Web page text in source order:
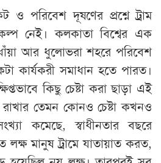
পরিবেশ দূষণের প্রশ্নে ট্রাম
নেই। কলকাতা বিশ্বের এক
আর ধুলোভরা শহরে পরিবেশ
কার্যকরী সমাধান হতে পারত।
কিছু চেষ্টা করা ছাড়া এই
রাখার তেমন কোনও চেষ্টা কখনও
কমেছে, স্বাধীনতার বছরে
লক্ষ মানুষ ট্রামে যাতায়াত করত,